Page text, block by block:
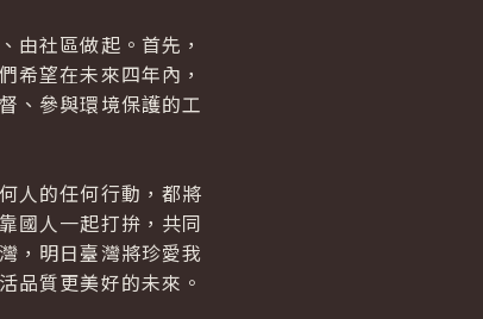
社區做起。首先，
希望在未來四年內，
、參與環境保護的工
人的任何行動，都將
國人一起打拚，共同
，明日臺灣將珍愛我
品質更美好的未來。